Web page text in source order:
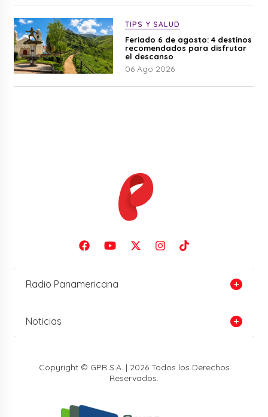
TIPS Y SALUD
Feriado 6 de agosto: 4 destinos
recomendados para disfrutar
el descanso
06 Ago 2026
Radio Panamericana
Noticias
Copyright © GPR S.A. | 2026 Todos los Derechos
Reservados.